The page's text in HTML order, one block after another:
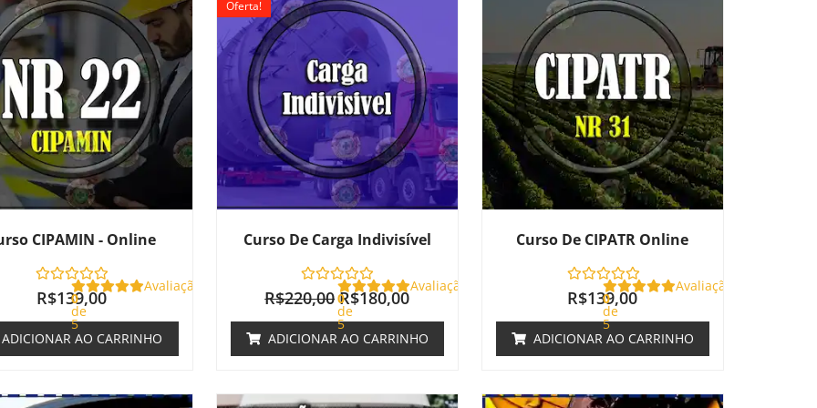
CIPAMIN - Online
Avaliação
0
de
5
R$139,00
ADICIONAR AO CARRINHO
Curso De Carga Indivisível
Avaliação
0
de
5
Oferta!
R$220,00
original
era:
R$220,00.
R$180,00
é:
R$180,00.
ADICIONAR AO CARRINHO
Curso De CIPATR Online
Avaliação
0
de
5
R$139,00
ADICIONAR AO CARRINHO